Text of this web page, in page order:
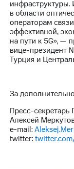
в области
операторам
эффективной,
на пути к 5G», —
вице-президент
Турция и
За
Пресс-
Алексей
e-mail:
twitter: